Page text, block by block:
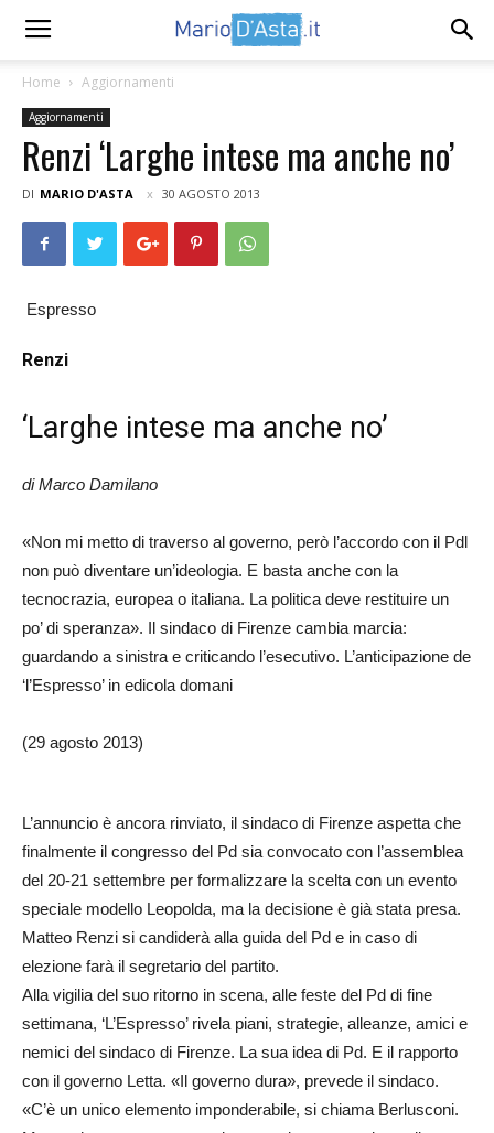
Home Aggiornamenti
Aggiornamenti
Renzi ‘Larghe intese ma anche no’
DI MARIO D'ASTA 30 AGOSTO 2013
Espresso
Renzi
‘Larghe intese ma anche no’
di Marco Damilano
«Non mi metto di traverso al governo, però l’accordo con il Pdl
non può diventare un’ideologia. E basta anche con la
tecnocrazia, europea o italiana. La politica deve restituire un
po’ di speranza». Il sindaco di Firenze cambia marcia:
guardando a sinistra e criticando l’esecutivo. L’anticipazione de
‘l’Espresso’ in edicola domani
(29 agosto 2013)
L’annuncio è ancora rinviato, il sindaco di Firenze aspetta che
finalmente il congresso del Pd sia convocato con l’assemblea
del 20-21 settembre per formalizzare la scelta con un evento
speciale modello Leopolda, ma la decisione è già stata presa.
Matteo Renzi si candiderà alla guida del Pd e in caso di
elezione farà il segretario del partito.
Alla vigilia del suo ritorno in scena, alle feste del Pd di fine
settimana, ‘L’Espresso’ rivela piani, strategie, alleanze, amici e
nemici del sindaco di Firenze. La sua idea di Pd. E il rapporto
con il governo Letta. «Il governo dura», prevede il sindaco.
«C’è un unico elemento imponderabile, si chiama Berlusconi.